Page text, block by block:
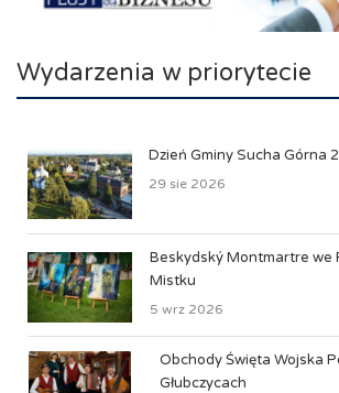
Wydarzenia w priorytecie
Dzień Gminy Sucha Górna
29 sie 2026
Beskydský Montmartre we
Mistku
5 wrz 2026
Obchody Święta Wojska
Głubczycach